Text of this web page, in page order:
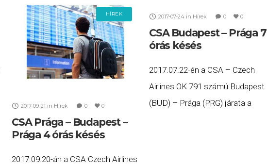
HÍREK
2017-09-21 in Hírek 0 0
CSA Prága – Budapest –
Prága 4 órás késés
2017.09.20-án a CSA Czech Airlines
2017-07-24 in Hírek 0 0
CSA Budapest – Prága 7
órás késés
2017.07.22-én a CSA – Czech
Airlines OK 791 számú Budapest
(BUD) – Prága (PRG) járata a